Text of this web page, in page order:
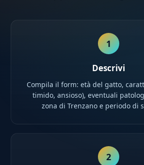
1
Descrivi
Compila il form: età del gatto,
timido, ansioso), eventuali
zona di Trenzano e periodo di
2